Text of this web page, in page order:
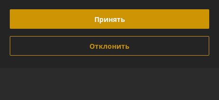
Политика обработки cookies
Сайт создан на платформе Deal.by
Принять
Отклонить